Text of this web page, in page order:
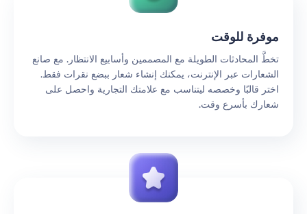
موفرة للوقت
تخطَّ المحادثات الطويلة مع المصممين وأسابيع الانتظار. مع صانع
الشعارات عبر الإنترنت، يمكنك إنشاء شعار ببضع نقرات فقط.
اختر قالبًا وخصصه ليتناسب مع علامتك التجارية واحصل على
شعارك بأسرع وقت.